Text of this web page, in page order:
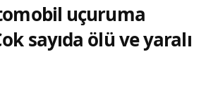
uçuruma
sayıda ölü ve yaralı